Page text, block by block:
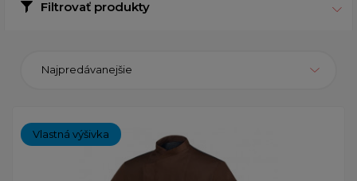
Filtrovať produkty
Najpredávanejšie
Vlastná výšivka